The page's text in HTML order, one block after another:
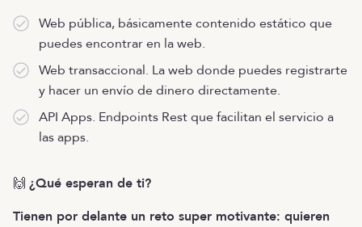
Web pública, básicamente contenido estático que
puedes encontrar en la web.
Web transaccional. La web donde puedes registrarte
y hacer un envío de dinero directamente.
API Apps. Endpoints Rest que facilitan el servicio a
las apps.
🙌 ¿Qué esperan de ti?
Tienen por delante un reto super motivante: quieren